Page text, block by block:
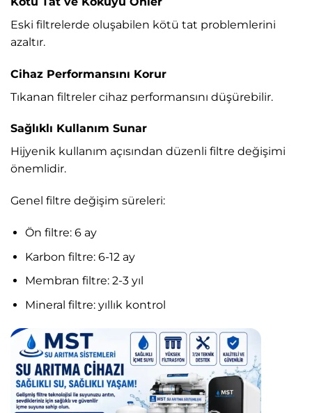
Eski filtrelerde oluşabilen kötü tat problemlerini
azaltır.
Cihaz Performansını Korur
Tıkanan filtreler cihaz performansını düşürebilir.
Sağlıklı Kullanım Sunar
Hijyenik kullanım açısından düzenli filtre değişimi
önemlidir.
Genel filtre değişim süreleri:
Ön filtre: 6 ay
Karbon filtre: 6-12 ay
Membran filtre: 2-3 yıl
Mineral filtre: yıllık kontrol